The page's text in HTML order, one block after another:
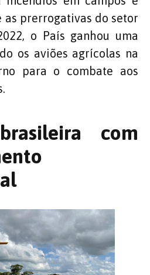
as prerrogativas do setor
o País ganhou uma
os aviões agrícolas na
para o combate aos
com